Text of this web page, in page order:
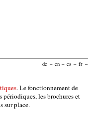
de – en – es – fr –
. Le fonctionnement de
périodiques, les brochures et
sur place.